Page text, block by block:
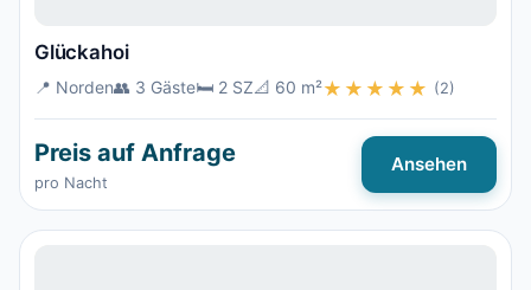
Glückahoi
📍 Norden👥 3 Gäste🛏️ 2 SZ📐 60 m²★★★★★ (2)
Preis auf Anfrage
pro Nacht
Ansehen